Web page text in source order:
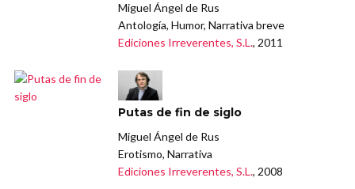
Miguel Ángel de Rus
Antología, Humor, Narrativa breve
Ediciones Irreverentes, S.L., 2011
Putas de fin de siglo
Miguel Ángel de Rus
Erotismo, Narrativa
Ediciones Irreverentes, S.L., 2008